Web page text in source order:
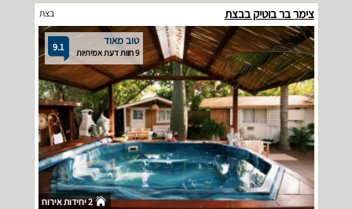
צימר בר בוטיק בבצת בצת
9.1 טוב מאוד
9 חוות דעת אמיתיות
2 יחידות אירוח